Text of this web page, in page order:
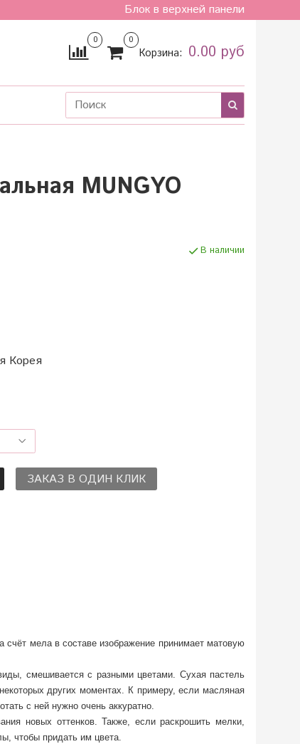
Блок в верхней панели
0 0
Корзина: 0.00 руб
MUNGYO
В наличии
Корея
ЗАКАЗ В ОДИН КЛИК
мела в составе изображение принимает матовую
смешивается с разными цветами. Сухая пастель
других моментах. К примеру, если масляная
с ней нужно очень аккуратно.
новых оттенков. Также, если раскрошить мелки,
чтобы придать им цвета.